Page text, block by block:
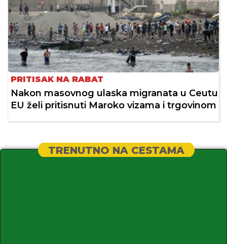
PRITISAK NA RABAT
Nakon masovnog ulaska migranata u Ceutu
EU želi pritisnuti Maroko vizama i trgovinom
TRENUTNO NA CESTAMA